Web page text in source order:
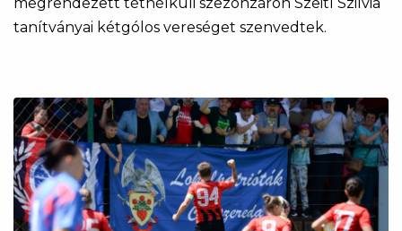
tanítványai kétgólos vereséget szenvedtek.